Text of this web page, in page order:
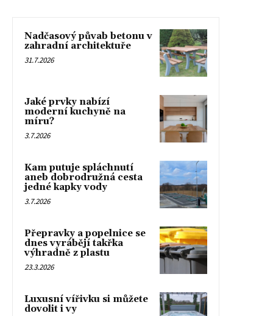
Nadčasový půvab betonu v
zahradní architektuře
31.7.2026
Jaké prvky nabízí
moderní kuchyně na
míru?
3.7.2026
Kam putuje spláchnutí
aneb dobrodružná cesta
jedné kapky vody
3.7.2026
Přepravky a popelnice se
dnes vyrábějí takřka
výhradně z plastu
23.3.2026
Luxusní vířivku si můžete
dovolit i vy